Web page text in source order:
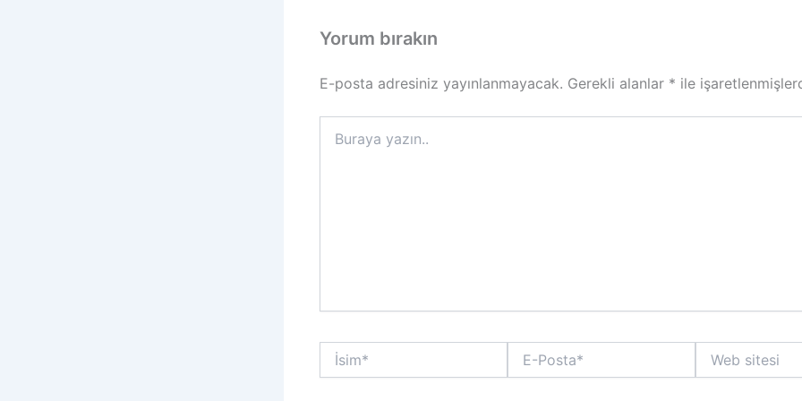
Yorum bırakın
E-posta adresiniz yayınlanmayacak. Gerekli alanlar * ile
yazın..
İsim*
Posta*
sitesi